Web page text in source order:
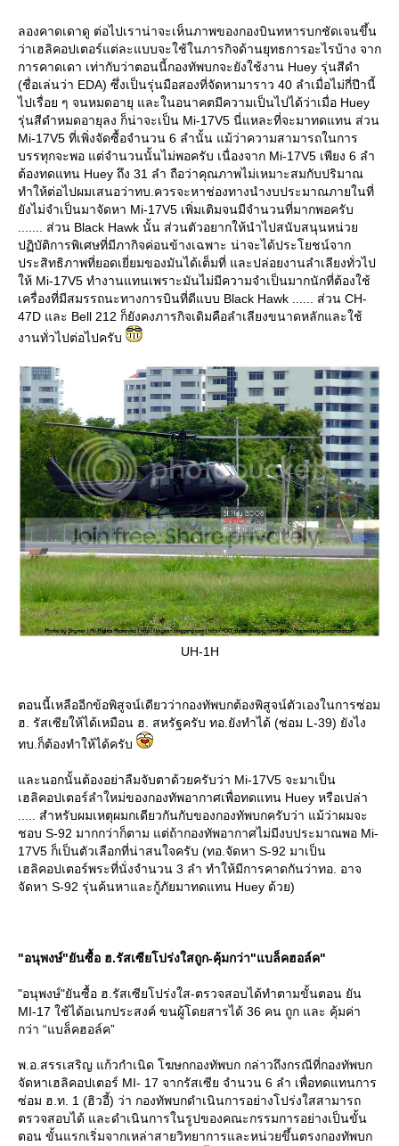
ลองคาดเดาดู ต่อไปเราน่าจะเห็นภาพของกองบินทหารบกชัดเจนขึ้น
ว่าเฮลิคอปเตอร์แต่ละแบบจะใช้ในภารกิจด้านยุทธการอะไรบ้าง จาก
การคาดเดา เท่ากับว่าตอนนี้กองทัพบกจะยังใช้งาน Huey รุ่นสีดำ
(ชื่อเล่นว่า EDA) ซึ่งเป็นรุ่นมือสองที่จัดหามาราว 40 ลำเมื่อไม่กี่ปีานี้
ไปเรื่อย ๆ จนหมดอายุ และในอนาคตมีความเป็นไปได้ว่าเมื่อ Huey
รุ่นสีดำหมดอายุลง ก็น่าจะเป็น Mi-17V5 นี่แหละที่จะมาทดแทน ส่วน
Mi-17V5 ที่เพิ่งจัดซื้อจำนวน 6 ลำนั้น แม้ว่าความสามารถในการ
บรรทุกจะพอ แต่จำนวนนั้นไม่พอครับ เนื่องจาก Mi-17V5 เพียง 6 ลำ
ต้องทดแทน Huey ถึง 31 ลำ ถือว่าคุณภาพไม่เหมาะสมกับปริมาณ
ทำให้ต่อไปผมเสนอว่าทบ.ควรจะหาช่องทางนำงบประมาณภายในที่
ังไม่จำเป็นมาจัดหา Mi-17V5 เพิ่มเติมจนมีจำนวนที่มากพอครับ
....... ส่วน Black Hawk นั้น ส่วนตัวอยากให้นำไปสนับสนุนหน่ว
ปฏิบัติการพิเศษที่มีภากิจค่อนข้างเฉพาะ น่าจะได้ประโยชน์จาก
ประสิทธิภาพที่ยอดเยี่ยมของมันได้เต็มที่ และปล่อยงานลำเลียงทั่วไป
ห้ Mi-17V5 ทำงานแทนเพราะมันไม่มีความจำเป็นมากนักที่ต้องใช้
เครื่องที่มีสมรรถนะทางการบินที่ดีแบบ Black Hawk ...... ส่วน CH-
47D และ Bell 212 ก็ยังคงภารกิจเดิมคือลำเลียงขนาดหลักและใช้
งานทั่วไปต่อไปครับ
UH-1H
ตอนนี้เหลืออีกข้อพิสูจน์เดียวว่ากองทัพบกต้องพิสูจน์ตัวเองในการซ่อม
ฮ. รัสเซียให้ได้เหมือน ฮ. สหรัฐครับ ทอ.ยังทำได้ (ซ่อม L-39) ยังไง
ทบ.ก็ต้องทำให้ได้ครับ
ละนอกนั้นต้องอย่าลืมจับตาด้วยครับว่า Mi-17V5 จะมาเป็น
เฮลิคอปเตอร์ลำใหม่ของกองทัพอากาศเพื่อทดแทน Huey หรือเปล่า
..... สำหรับผมเหตุผมกเดียวกันกับของกองทัพบกครับว่า แม้ว่าผมจะ
ชอบ S-92 มากกว่าก็ตาม แต่ถ้ากองทัพอากาศไม่มีงบประมาณพอ Mi-
17V5 ก็เป็นตัวเลือกที่น่าสนใจครับ (ทอ.จัดหา S-92 มาเป็น
เฮลิคอปเตอร์พระที่นั่งจำนวน 3 ลำ ทำให้มีการคาดกันว่าทอ. อาจ
จัดหา S-92 รุ่นค้นหาและกู้ภัยมาทดแทน Huey ด้วย)
"อนุพงษ์"ยันซื้อ ฮ.รัสเซียโปร่งใสถูก-คุ้มกว่า"แบล็คฮอล์ค"
"อนุพงษ์"ยันซื้อ ฮ.รัสเซียโปร่งใส-ตรวจสอบได้ทำตามขั้นตอน ยัน
MI-17 ใช้ได้อเนกประสงค์ ขนผู้โดยสารได้ 36 คน ถูก และ คุ้มค่า
กว่า “แบล็คฮอล์ค”
พ.อ.สรรเสริญ แก้วกำเนิด โฆษกกองทัพบก กล่าวถึงกรณีที่กองทัพบก
จัดหาเฮลิคอปเตอร์ MI- 17 จากรัสเซีย จำนวน 6 ลำ เพื่อทดแทนการ
ซ่อม ฮ.ท. 1 (ฮิวอี้) ว่า กองทัพบกดำเนินการอย่างโปร่งใสสามารถ
ตรวจสอบได้ และดำเนินการในรูปของคณะกรรมการอย่างเป็นขั้น
ตอน ขั้นแรกเริ่มจากเหล่าสายวิทยาการและหน่วยขึ้นตรงกองทัพบก